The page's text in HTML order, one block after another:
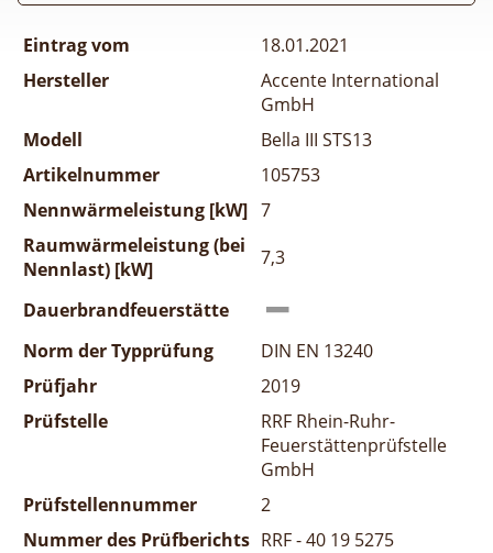
Eintrag vom
18.01.2021
Hersteller
Accente International
GmbH
Modell
Bella III STS13
Artikelnummer
105753
Nennwärmeleistung [kW] 7
Raumwärmeleistung (bei
Nennlast) [kW]
7,3
Dauerbrandfeuerstätte
Norm der Typprüfung
DIN EN 13240
Prüfjahr
2019
Prüfstelle
RRF Rhein-Ruhr-
Feuerstättenprüfstelle
GmbH
Prüfstellennummer
2
Nummer des Prüfberichts RRF - 40 19 5275